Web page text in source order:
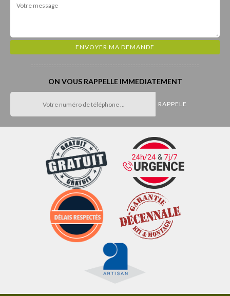
ON VOUS RAPPELLE IMMEDIATEMENT